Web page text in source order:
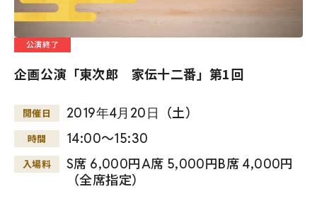
公演終了
企画公演「東次郎 家伝十二番」第1回
開催日 2019年4月 20日 （土）
時間 14:00～15:30
入場料
S席 6,000円A席 5,000円B席 4,000円
（全席指定）